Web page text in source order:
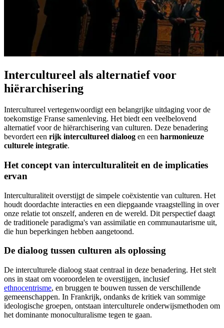
Intercultureel als alternatief voor
hiërarchisering
Intercultureel vertegenwoordigt een belangrijke uitdaging voor de
toekomstige Franse samenleving. Het biedt een veelbelovend
alternatief voor de hiërarchisering van culturen. Deze benadering
bevordert een rijk intercultureel dialoog en een harmonieuze
culturele integratie.
Het concept van interculturaliteit en de implicaties
ervan
Interculturaliteit overstijgt de simpele coëxistentie van culturen. Het
houdt doordachte interacties en een diepgaande vraagstelling in over
onze relatie tot onszelf, anderen en de wereld. Dit perspectief daagt
de traditionele paradigma's van assimilatie en communautarisme uit,
die hun beperkingen hebben aangetoond.
De dialoog tussen culturen als oplossing
De interculturele dialoog staat centraal in deze benadering. Het stelt
ons in staat om vooroordelen te overstijgen, inclusief
ethnocentrisme, en bruggen te bouwen tussen de verschillende
gemeenschappen. In Frankrijk, ondanks de kritiek van sommige
ideologische groepen, ontstaan interculturele onderwijsmethoden om
het dominante monoculturalisme tegen te gaan.